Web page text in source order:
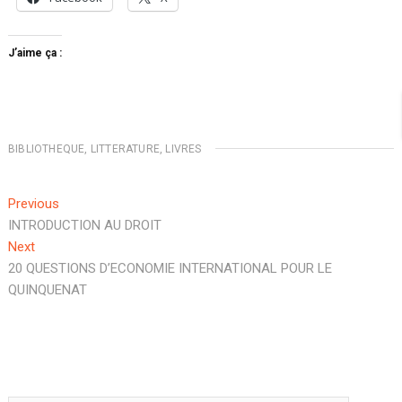
J’aime ça :
BIBLIOTHEQUE, LITTERATURE, LIVRES
Navigation
de
l’article
PreviousPrevious
post:
INTRODUCTION AU DROIT
NextNext
post:
20 QUESTIONS D’ECONOMIE INTERNATIONAL POUR LE
QUINQUENAT